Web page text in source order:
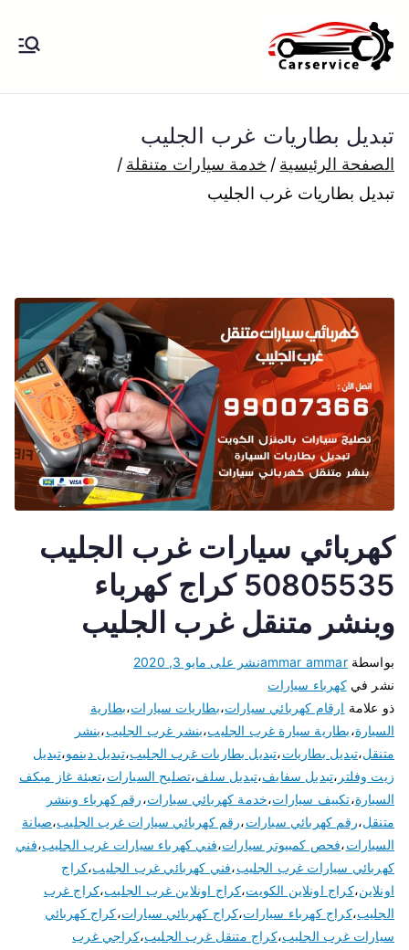
إلى
المحتوى
الكويت
بنشر متنقل الكويت كهرباء وبنشر تبديل
بارخص الاسعار
تبديل بطاريات غرب الجليب
الصفحة الرئيسية
خدمة سيارات متنقلة
تبديل بطاريات غرب الجليب
كهربائي سيارات غرب الجليب
50805535 كراج كهرباء
وبنشر متنقل غرب الجليب
بواسطةammar ammarنشر على مايو 3, 2020
نشر فيكهرباء سيارات
ذو علامة ارقام كهربائي سيارات،بطاريات سيارات،بطارية
السيارة،بطارية سيارة غرب الجليب،بنشر غرب الجليب،بنشر
متنقل،تبديل بطاريات،تبديل بطاريات غرب الجليب،تبديل دينمو،تبديل
زيت وفلتر ،تبديل سفايف،تبديل سلف،تصليح السيارات،تعبئة غاز ميكف
السيارة،تكييف سيارات،خدمة كهربائي سيارات،رقم كهرباء وبنشر
متنقل،رقم كهربائي سيارات،رقم كهربائي سيارات غرب الجليب،صيانة
السيارات،فحص كمبيوتر سيارات،فني كهرباء سيارات غرب الجليب،فني
كهربائي سيارات غرب الجليب،فني كهربائي غرب الجليب،كراج
اونلاين،كراج اونلاين الكويت،كراج اونلاين غرب الجليب،كراج غرب
الجليب،كراج كهرباء سيارات،كراج كهربائي سيارات،كراج كهربائي
سيارات غرب الجليب،كراج متنقل غرب الجليب،كراجي غرب